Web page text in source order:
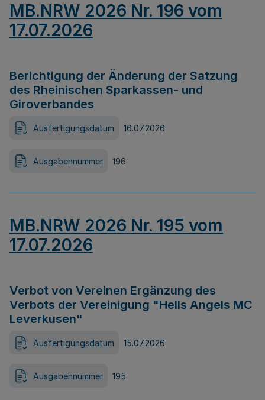
MB.NRW 2026 Nr. 196 vom
17.07.2026
Berichtigung der Änderung der Satzung
des Rheinischen Sparkassen- und
Giroverbandes
Ausfertigungsdatum 16.07.2026
Ausgabennummer 196
MB.NRW 2026 Nr. 195 vom
17.07.2026
Verbot von Vereinen Ergänzung des
Verbots der Vereinigung "Hells Angels MC
Leverkusen"
Ausfertigungsdatum 15.07.2026
Ausgabennummer 195